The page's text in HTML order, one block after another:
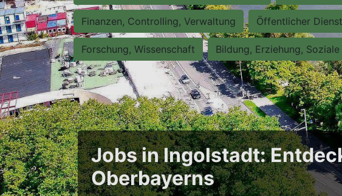
Finanzen, Controlling, Verwaltung Öffentlicher Dienst
Forschung, Wissenschaft Bildung, Erziehung,
Jobs in Ingolstadt:
Oberbayerns